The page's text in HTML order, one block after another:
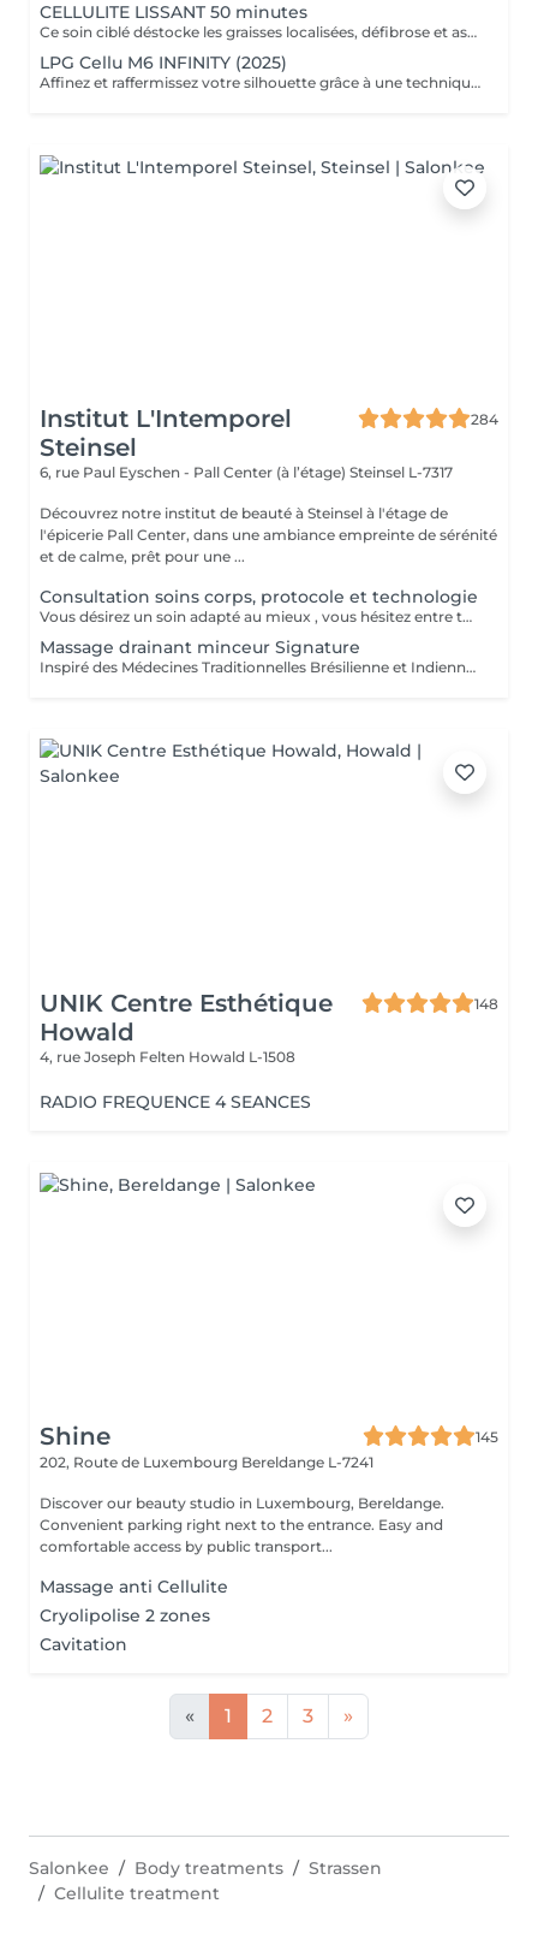
CELLULITE LISSANT 50 minutes
Ce soin ciblé déstocke les graisses localisées, défibrose et assouplit les tissus pour traiter efficacement la cellulite adipeuse et fibreuse tout en procurant un grand moment de bien-être.
LPG Cellu M6 INFINITY (2025)
Affinez et raffermissez votre silhouette grâce à une technique de palper-rouler associée à un système d'aspiration. La dernière génération, le Cellu M6 INFINITY est un programme de soins basés sur la technique " Endermologie ", permettant de stimuler la circulation et les tissus de la peau en profondeur grâce à un système mécanique de palper-rouler. Associant confort et efficacité, cette technique, très proche d'un massage manuel, assouplit les tissus, améliore la circulation veineuse et lymphatique et permet une meilleure élimination des toxines. Les soins du corps Cellu M6 INFINITY permettent de : - déstocker les graisses - lisser la cellulite - raffermir la peau - retrouver des jambes légères
Institut L'Intemporel
Steinsel
284
6, rue Paul Eyschen - Pall Center (à l’étage) Steinsel L-7317
Découvrez notre institut de beauté à Steinsel à l'étage de
l'épicerie Pall Center, dans une ambiance empreinte de sérénité
et de calme, prêt pour une ...
Consultation soins corps, protocole et technologie
Vous désirez un soin adapté au mieux , vous hésitez entre toutes nos techniques , machines et protocoles divers. Nous avons donc mis en place ce moment privilégié avec une esthéticienne , qui vous écoutera et répondra à vos attentes en vous conseillant au mieux . Les 25€ de la consultation vous seront déduits de votre soin si vous prenez rdv .
Massage drainant minceur Signature
Inspiré des Médecines Traditionnelles Brésilienne et Indienne, ce soin allie des manuvres de pétrissage, frictions et percussions pour apporter une détoxification et un drainage des tissus, un équilibre global du corps afin de restaurer son image de soi. Conseillé en cure de minimum 10 séances + 2 gratuites.
UNIK Centre Esthétique
Howald
148
4, rue Joseph Felten Howald L-1508
RADIO FREQUENCE 4 SEANCES
Shine
145
202, Route de Luxembourg Bereldange L-7241
Discover our beauty studio in Luxembourg, Bereldange.
Convenient parking right next to the entrance. Easy and
comfortable access by public transport...
Massage anti Cellulite
Cryolipolise 2 zones
Cavitation
« 1 2 3 »
Salonkee Body treatments
Strassen
Cellulite treatment